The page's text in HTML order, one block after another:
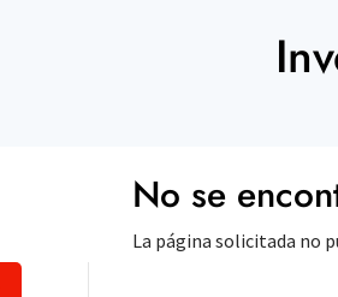
No se
La página solicitada no